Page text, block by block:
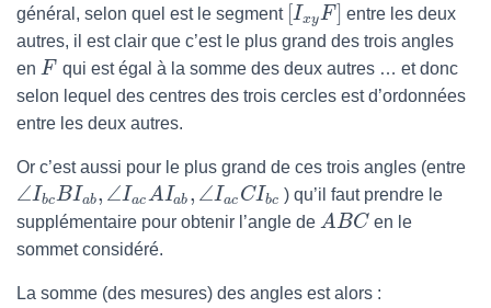
général, selon quel est le segment [IxyF ] entre les deux
autres, il est clair que c’est le plus grand des trois angles
en F qui est égal à la somme des deux autres … et donc
selon lequel des centres des trois cercles est d’ordonnées
entre les deux autres.
Or c’est aussi pour le plus grand de ces trois angles (entre
∠IbcBIab, ∠IacAIab , ∠Iac CIbc ) qu’il faut prendre le
supplémentaire pour obtenir l’angle de ABC en le
sommet considéré.
La somme (des mesures) des angles est alors :